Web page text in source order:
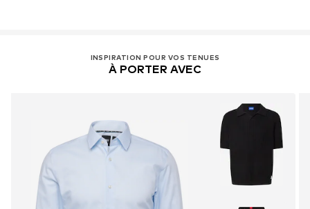
INSPIRATION POUR VOS TENUES
À PORTER AVEC